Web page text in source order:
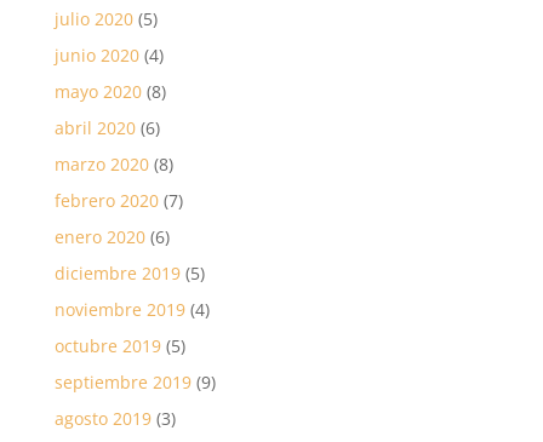
julio 2020(5)
junio 2020(4)
mayo 2020(8)
abril 2020(6)
marzo 2020(8)
febrero 2020(7)
enero 2020(6)
diciembre 2019(5)
noviembre 2019(4)
octubre 2019(5)
septiembre 2019(9)
agosto 2019(3)